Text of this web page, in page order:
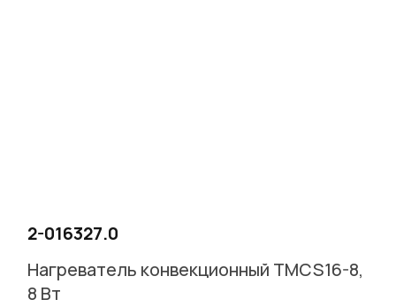
2-016327.0
Нагреватель конвекционный TMCS16-8,
8 Вт